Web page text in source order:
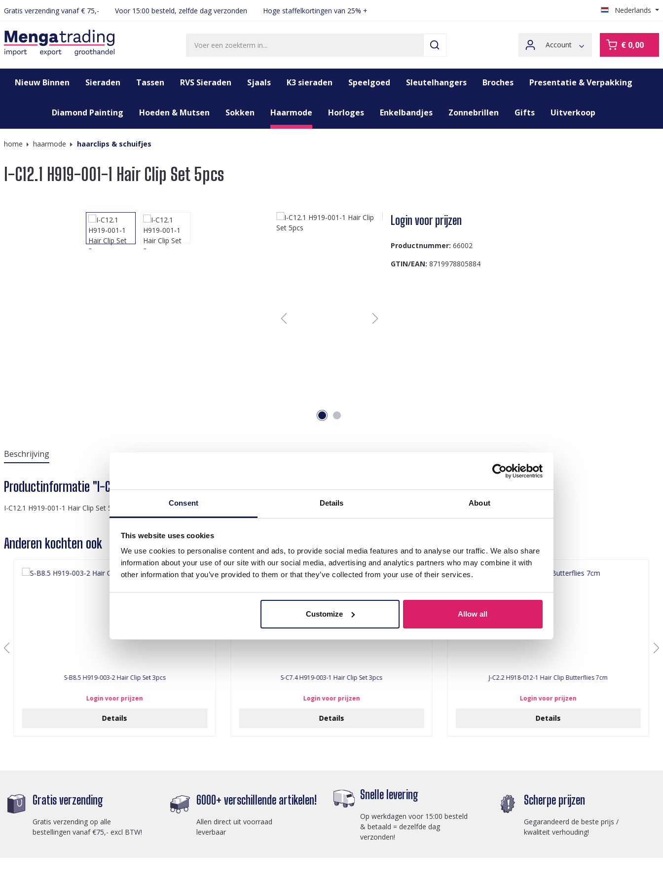
Consent Details About
This website uses cookies
We use cookies to personalise content and ads, to provide social media features and to analyse our traffic. We also share
information about your use of our site with our social media, advertising and analytics partners who may combine it with
other information that you’ve provided to them or that they’ve collected from your use of their services.
Customize Allow all
Ga naar de hoofdnavigatie
Gratis verzending vanaf € 75,- Voor 15:00 besteld, zelfde dag verzonden Hoge staffelkortingen van 25% + Nederlands
Account € 0,00
Nieuw Binnen Sieraden Tassen RVS Sieraden Sjaals K3 sieraden Speelgoed Sleutelhangers Broches Presentatie & Verpakking
Diamond Painting Hoeden & Mutsen Sokken Haarmode Horloges Enkelbandjes Zonnebrillen Gifts Uitverkoop
home haarmode haarclips & schuifjes
I-C12.1 H919-001-1 Hair Clip Set 5pcs
Afbeeldingengalerij overslaan Login voor prijzen
Productnummer: 66002
GTIN/EAN: 8719978805884
Beschrijving
Productinformatie "I-C12.1 H919-001-1 Hair Clip Set 5pcs"
I-C12.1 H919-001-1 Hair Clip Set 5pcs
Anderen kochten ook
S-B8.5 H919-003-2 Hair Clip Set 3pcs
Login voor prijzen
Details
S-C7.4 H919-003-1 Hair Clip Set 3pcs
Login voor prijzen
Details
J-C2.2 H918-012-1 Hair Clip Butterflies 7cm
Login voor prijzen
Details
Gratis verzending
Gratis verzending op alle
bestellingen vanaf €75,- excl BTW!
6000+ verschillende artikelen!
Allen direct uit voorraad
leverbaar
Snelle levering
Op werkdagen voor 15:00 besteld
& betaald = dezelfde dag
verzonden!
Scherpe prijzen
Gegarandeerd de beste prijs /
kwaliteit verhouding!